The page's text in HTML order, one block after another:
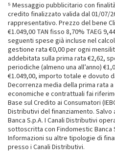
⁵ Messaggio pubblicitario con
credito finalizzato valida dal 01/07/
rappresentativo. Prezzo del bene
€1.049,00 TAN fisso 8,70% TAEG
seguenti spese già incluse nel
gestione rata €0,00 per ogni
addebitata sulla prima rata €2,62,
periodiche (almeno una all’anno)
€1.049,00, importo totale e dovuto
Decorrenza media della prima rata
economiche e contrattuali fai
Base sul Credito ai Consumatori
Distributivi del finanziamento.
Banca S.p.A. I Canali Distributivi
sottoscritta con Findomestic Banca
Informazioni su altre tipologie di
presso i Canali Distributivi.